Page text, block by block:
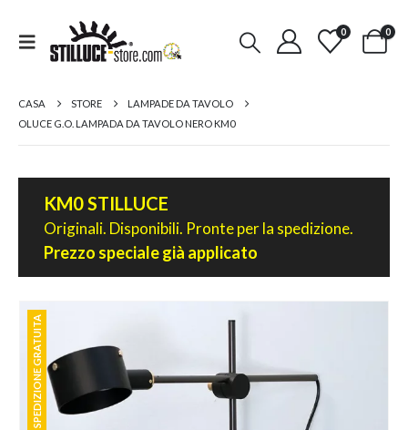
0 0
CASA STORE
LAMPADE DA TAVOLO
OLUCE G.O. LAMPADA DA TAVOLO NERO KM0
KM0 STILLUCE
Originali. Disponibili. Pronte per la spedizione.
Prezzo speciale già applicato
SPEDIZIONE GRATUITA
SPEDIZIONE GRATUITA